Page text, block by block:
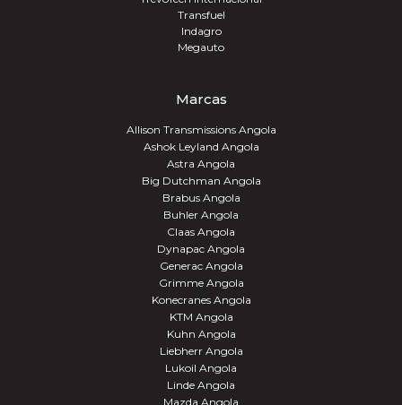
Transfuel
Indagro
Megauto
Marcas
Allison Transmissions Angola
Ashok Leyland Angola
Astra Angola
Big Dutchman Angola
Brabus Angola
Buhler Angola
Claas Angola
Dynapac Angola
Generac Angola
Grimme Angola
Konecranes Angola
KTM Angola
Kuhn Angola
Liebherr Angola
Lukoil Angola
Linde Angola
Mazda Angola